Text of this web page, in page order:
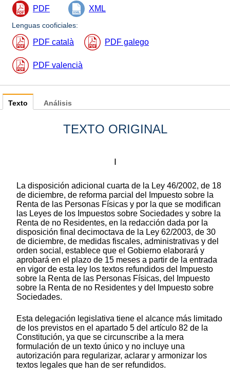
PDF XML
Lenguas cooficiales:
PDF català PDF galego
PDF valencià
Texto
TEXTO ORIGINAL
I
La disposición adicional cuarta de la Ley 46/2002, de 18
de diciembre, de reforma parcial del Impuesto sobre la
Renta de las Personas Físicas y por la que se modifican
las Leyes de los Impuestos sobre Sociedades y sobre la
Renta de no Residentes, en la redacción dada por la
disposición final decimoctava de la Ley 62/2003, de 30
de diciembre, de medidas fiscales, administrativas y del
orden social, establece que el Gobierno elaborará y
aprobará en el plazo de 15 meses a partir de la entrada
en vigor de esta ley los textos refundidos del Impuesto
sobre la Renta de las Personas Físicas, del Impuesto
sobre la Renta de no Residentes y del Impuesto sobre
Sociedades.
Esta delegación legislativa tiene el alcance más limitado
de los previstos en el apartado 5 del artículo 82 de la
Constitución, ya que se circunscribe a la mera
formulación de un texto único y no incluye una
autorización para regularizar, aclarar y armonizar los
textos legales que han de ser refundidos.
Análisis